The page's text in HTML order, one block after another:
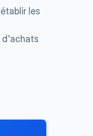
les
d'achats